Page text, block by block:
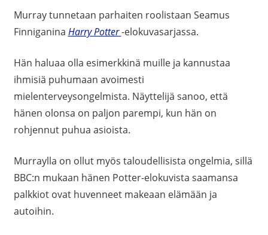
Murray tunnetaan parhaiten roolistaan Seamus
Finniganina Harry Potter -elokuvasarjassa.
Hän haluaa olla esimerkkinä muille ja kannustaa
ihmisiä puhumaan avoimesti
mielenterveysongelmista. Näyttelijä sanoo, että
hänen olonsa on paljon parempi, kun hän on
rohjennut puhua asioista.
Murraylla on ollut myös taloudellisista ongelmia, sillä
BBC:n mukaan hänen Potter-elokuvista saamansa
palkkiot ovat huvenneet makeaan elämään ja
autoihin.